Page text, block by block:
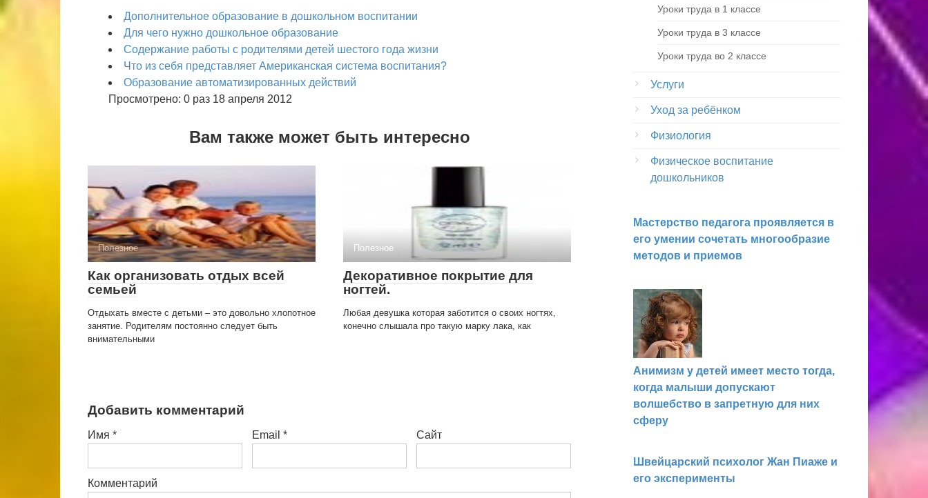
Дополнительное образование в дошкольном воспитании
Для чего нужно дошкольное образование
Содержание работы с родителями детей шестого года жизни
Что из себя представляет Американская система воспитания?
Образование автоматизированных действий
Просмотрено: 0 раз 18 апреля 2012
Вам также может быть интересно
Полезное
Как организовать отдых всей
семьей
Отдыхать вместе с детьми – это довольно хлопотное
занятие. Родителям постоянно следует быть
внимательными
Полезное
Декоративное покрытие для
ногтей.
Любая девушка которая заботится о своих ногтях,
конечно слышала про такую марку лака, как
Добавить комментарий
Имя * Email * Сайт
Комментарий
Уроки труда в 1 классе
Уроки труда в 3 классе
Уроки труда во 2 классе
Услуги
Уход за ребёнком
Физиология
Физическое воспитание
дошкольников
Мастерство педагога проявляется в
его умении сочетать много­образие
методов и приемов
Анимизм у детей имеет место тог­да,
когда малыши допускают
волшебство в запретную для них
сфе­ру
Швейцарский психолог Жан Пиаже и
его эксперименты